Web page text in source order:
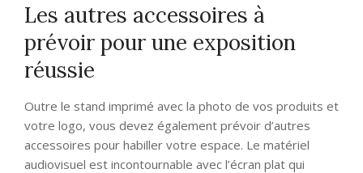
Les autres accessoires à
prévoir pour une exposition
réussie
Outre le stand imprimé avec la photo de vos produits et
votre logo, vous devez également prévoir d’autres
accessoires pour habiller votre espace. Le matériel
audiovisuel est incontournable avec l’écran plat qui